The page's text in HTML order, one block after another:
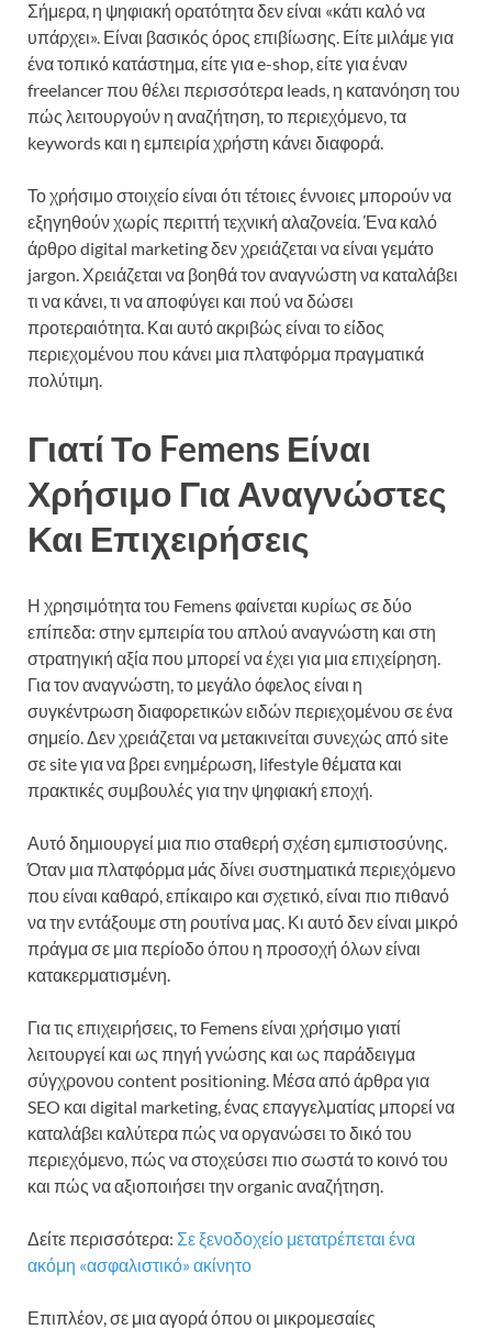
Σήμερα, η ψηφιακή ορατότητα δεν είναι «κάτι καλό να
υπάρχει». Είναι βασικός όρος επιβίωσης. Είτε μιλάμε για
ένα τοπικό κατάστημα, είτε για e-shop, είτε για έναν
freelancer που θέλει περισσότερα leads, η κατανόηση του
πώς λειτουργούν η αναζήτηση, το περιεχόμενο, τα
keywords και η εμπειρία χρήστη κάνει διαφορά.
Το χρήσιμο στοιχείο είναι ότι τέτοιες έννοιες μπορούν να
εξηγηθούν χωρίς περιττή τεχνική αλαζονεία. Ένα καλό
άρθρο digital marketing δεν χρειάζεται να είναι γεμάτο
jargon. Χρειάζεται να βοηθά τον αναγνώστη να καταλάβει
τι να κάνει, τι να αποφύγει και πού να δώσει
προτεραιότητα. Και αυτό ακριβώς είναι το είδος
περιεχομένου που κάνει μια πλατφόρμα πραγματικά
πολύτιμη.
Γιατί Το Femens Είναι
Χρήσιμο Για Αναγνώστες
Και Επιχειρήσεις
Η χρησιμότητα του Femens φαίνεται κυρίως σε δύο
επίπεδα: στην εμπειρία του απλού αναγνώστη και στη
στρατηγική αξία που μπορεί να έχει για μια επιχείρηση.
Για τον αναγνώστη, το μεγάλο όφελος είναι η
συγκέντρωση διαφορετικών ειδών περιεχομένου σε ένα
σημείο. Δεν χρειάζεται να μετακινείται συνεχώς από site
σε site για να βρει ενημέρωση, lifestyle θέματα και
πρακτικές συμβουλές για την ψηφιακή εποχή.
Αυτό δημιουργεί μια πιο σταθερή σχέση εμπιστοσύνης.
Όταν μια πλατφόρμα μάς δίνει συστηματικά περιεχόμενο
που είναι καθαρό, επίκαιρο και σχετικό, είναι πιο πιθανό
να την εντάξουμε στη ρουτίνα μας. Κι αυτό δεν είναι μικρό
πράγμα σε μια περίοδο όπου η προσοχή όλων είναι
κατακερματισμένη.
Για τις επιχειρήσεις, το Femens είναι χρήσιμο γιατί
λειτουργεί και ως πηγή γνώσης και ως παράδειγμα
σύγχρονου content positioning. Μέσα από άρθρα για
SEO και digital marketing, ένας επαγγελματίας μπορεί να
καταλάβει καλύτερα πώς να οργανώσει το δικό του
περιεχόμενο, πώς να στοχεύσει πιο σωστά το κοινό του
και πώς να αξιοποιήσει την organic αναζήτηση.
Δείτε περισσότερα: Σε ξενοδοχείο μετατρέπεται ένα
ακόμη «ασφαλιστικό» ακίνητο
Επιπλέον, σε μια αγορά όπου οι μικρομεσαίες